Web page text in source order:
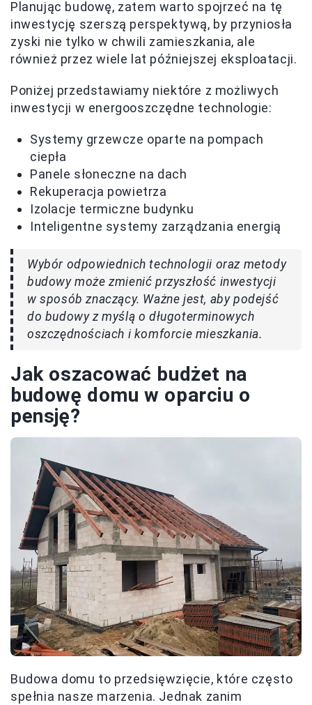
Planując budowę, zatem warto spojrzeć na tę
inwestycję szerszą perspektywą, by przyniosła
zyski nie tylko w chwili zamieszkania, ale
również przez wiele lat późniejszej eksploatacji.
Poniżej przedstawiamy niektóre z możliwych
inwestycji w energooszczędne technologie:
Systemy grzewcze oparte na pompach
ciepła
Panele słoneczne na dach
Rekuperacja powietrza
Izolacje termiczne budynku
Inteligentne systemy zarządzania energią
Wybór odpowiednich technologii oraz metody
budowy może zmienić przyszłość inwestycji
w sposób znaczący. Ważne jest, aby podejść
do budowy z myślą o długoterminowych
oszczędnościach i komforcie mieszkania.
Jak oszacować budżet na
budowę domu w oparciu o
pensję?
Budowa domu to przedsięwzięcie, które często
spełnia nasze marzenia. Jednak zanim